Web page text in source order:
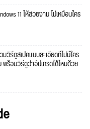
11 ให้สวยงาม ไม่เหมือนใคร
วิธีดูสเปคแบบละเอียดที่ไม่มีใคร
ร้อมวิธีดูว่าอัปเกรดได้ไหมด้วย